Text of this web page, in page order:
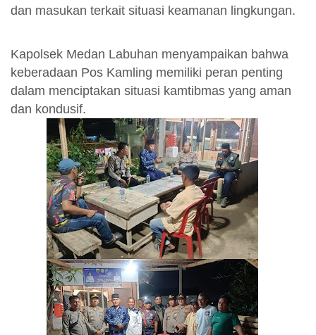
dan masukan terkait situasi keamanan lingkungan.
Kapolsek Medan Labuhan menyampaikan bahwa
keberadaan Pos Kamling memiliki peran penting
dalam menciptakan situasi kamtibmas yang aman
dan kondusif.